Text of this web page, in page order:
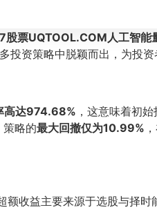
股票UQTOOL.COM人工智能
资策略中脱颖而出，为投资
高达974.68% ，这意味着初
策略的最大回撤仅为10.99%
额收益主要来源于选股与择时